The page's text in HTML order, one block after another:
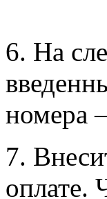
6. На
номера
7.
оплате.